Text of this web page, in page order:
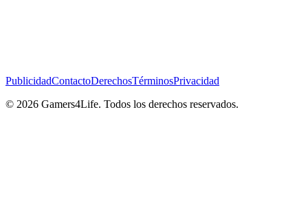
PublicidadContactoDerechosTérminosPrivacidad
© 2026 Gamers4Life. Todos los derechos reservados.